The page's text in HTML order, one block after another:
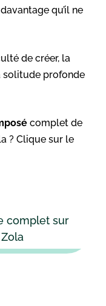
qu’il ne
de créer, la
solitude profonde
complet de
? Clique sur le
complet sur